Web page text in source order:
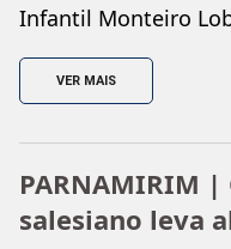
Infantil Monteiro
uma imersão no
livros, por meio de
leitura dos
Colégio Salesiano
VER MAIS
PARNAMIRIM |
salesiano leva